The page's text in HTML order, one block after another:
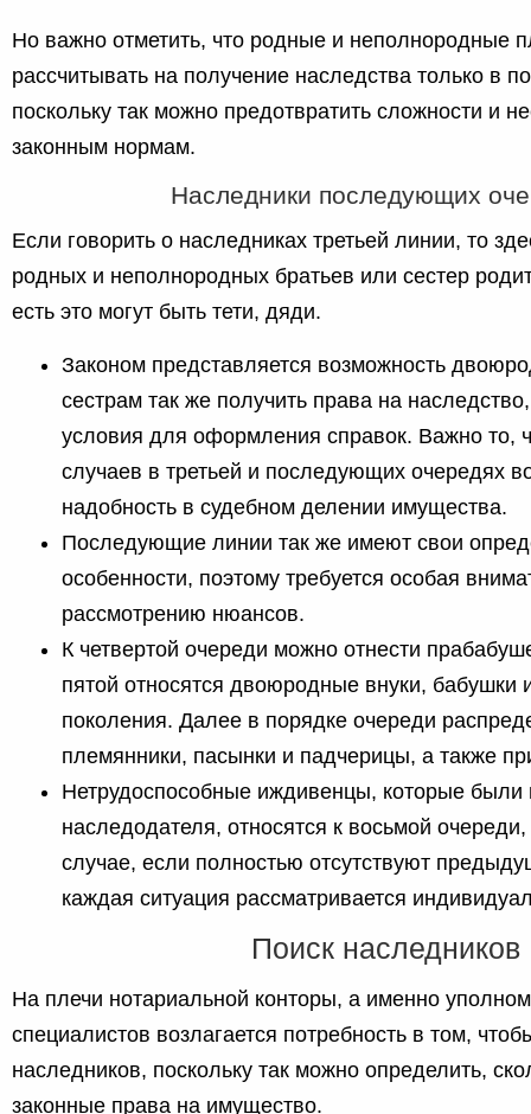
Но важно отметить, что родные и неполнородные
рассчитывать на получение наследства только в
поскольку так можно предотвратить сложности и
законным нормам.
Наследники последующих
Если говорить о наследниках третьей линии, то
родных и неполнородных братьев или сестер
есть это могут быть тети, дяди.
Законом представляется возможность
сестрам так же получить права на
условия для оформления справок. Важно то,
случаев в третьей и последующих очередях
надобность в судебном делении имущества.
Последующие линии так же имеют свои
особенности, поэтому требуется особая
рассмотрению нюансов.
К четвертой очереди можно отнести
пятой относятся двоюродные внуки, бабушки
поколения. Далее в порядке очереди
племянники, пасынки и падчерицы, а также
Нетрудоспособные иждивенцы, которые были
наследодателя, относятся к восьмой
случае, если полностью отсутствуют
каждая ситуация рассматривается
Поиск наследников
На плечи нотариальной конторы, а именно
специалистов возлагается потребность в том,
наследников, поскольку так можно определить,
законные права на имущество.